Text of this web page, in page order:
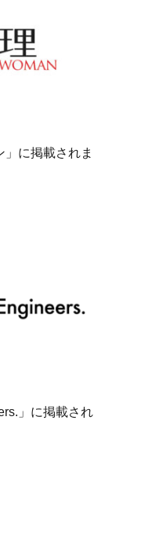
」に掲載されま
」に掲載され